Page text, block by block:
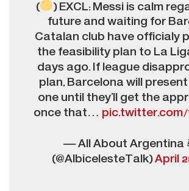
(
) EXCL: Messi is calm
future and waiting for
Catalan club have officialy
the feasibility plan to La
days ago. If league
plan, Barcelona will
one until they’ll get the
once that… pic.twitter.com/
— All About Argentina
(@AlbicelesteTalk)April